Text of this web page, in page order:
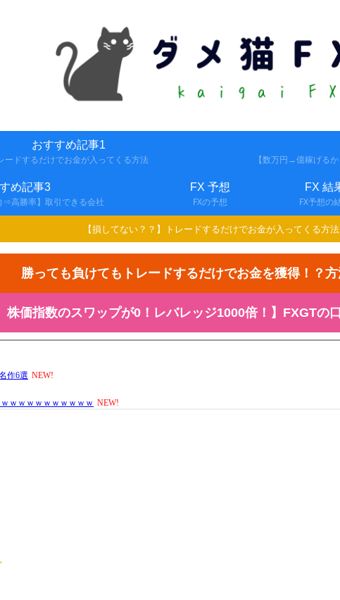
おすすめ記事1
ードするだけでお金が入ってくる方法
【数万円→億稼げる
め記事3
⇒高勝率】取引できる会社
FX 予想
FXの予想
FX 結
FX予想の
【損してない？？】トレードするだけでお金が入ってくる方法
勝っても負けてもトレードするだけでお金を獲得！？
株価指数のスワップが0！レバレッジ1000倍！】FXGTの